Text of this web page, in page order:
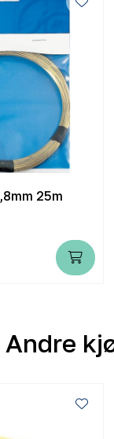
25m
Andre